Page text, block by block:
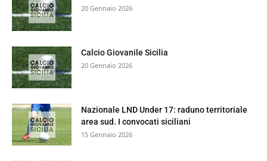
20 Gennaio 2026
Calcio Giovanile Sicilia
20 Gennaio 2026
Nazionale LND Under 17: raduno territoriale
area sud. I convocati siciliani
15 Gennaio 2026